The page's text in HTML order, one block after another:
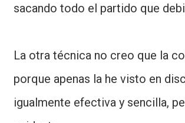
sacando todo el partido que
La otra técnica no creo que la
porque apenas la he visto en
igualmente efectiva y sencilla,